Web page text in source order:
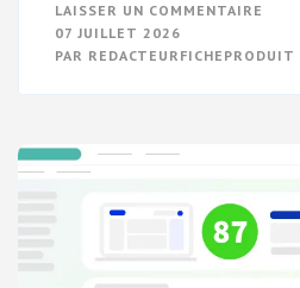
LAISSER UN COMMENTAIRE
LA
07 JUILLET 2026
PAR REDACTEURFICHEPRODUIT